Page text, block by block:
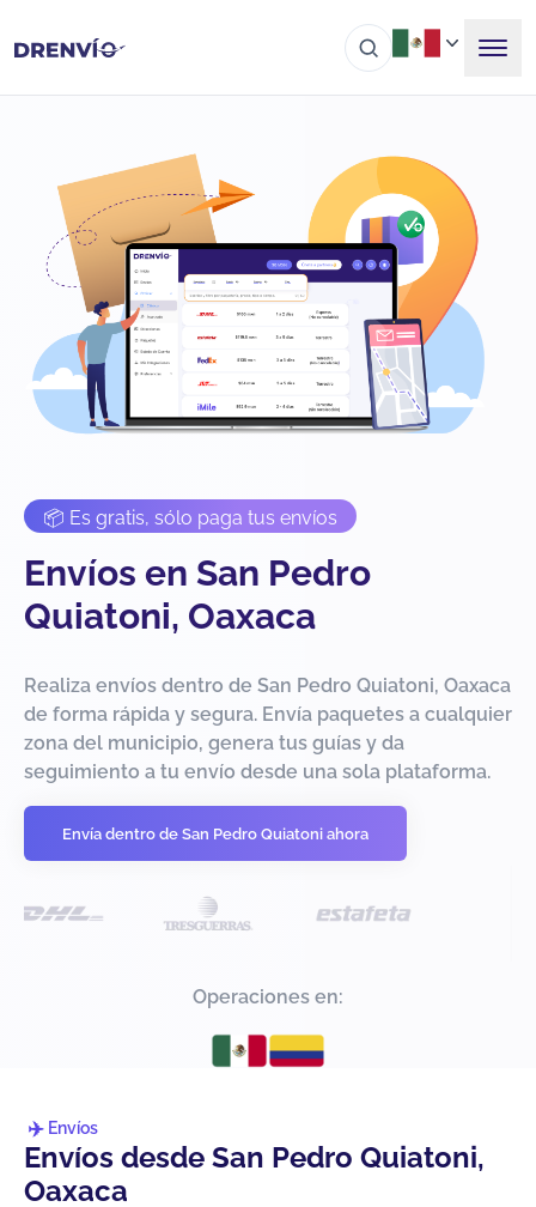
📦 Es gratis, sólo paga tus envíos
Envíos en San Pedro
Quiatoni, Oaxaca
Realiza envíos dentro de San Pedro Quiatoni, Oaxaca
de forma rápida y segura. Envía paquetes a cualquier
zona del municipio, genera tus guías y da
seguimiento a tu envío desde una sola plataforma.
Envía dentro de San Pedro Quiatoni ahora
Operaciones en:
Envíos
Envíos desde San Pedro Quiatoni,
Oaxaca